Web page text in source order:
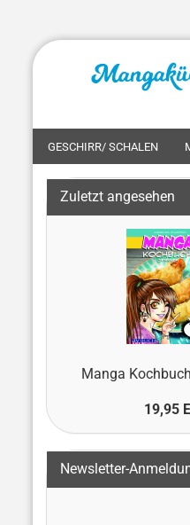
GESCHIRR/ SCHALEN
Zuletzt angesehen
Manga
19,95
Newsletter-